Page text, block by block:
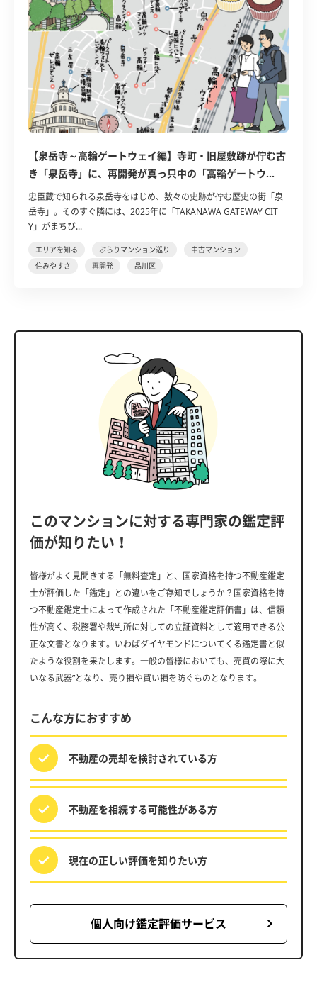
【泉岳寺～高輪ゲートウェイ編】寺町・旧屋敷跡が佇む古
き「泉岳寺」に、再開発が真っ只中の「高輪ゲートウ...
忠臣蔵で知られる泉岳寺をはじめ、数々の史跡が佇む歴史の街「泉
岳寺」。そのすぐ隣には、2025年に「TAKANAWA GATEWAY CIT
Y」がまちび...
エリアを知る ぶらりマンション巡り
中古マンション
住みやすさ
再開発 品川区
このマンションに対する専門家の鑑定評
価が知りたい！
皆様がよく見聞きする「無料査定」と、国家資格を持つ不動産鑑定
士が評価した「鑑定」との違いをご存知でしょうか？国家資格を持
つ不動産鑑定士によって作成された「不動産鑑定評価書」は、信頼
性が高く、税務署や裁判所に対しての立証資料として適用できる公
正な文書となります。いわばダイヤモンドについてくる鑑定書と似
たような役割を果たします。一般の皆様においても、売買の際に大
いなる武器”となり、売り損や買い損を防ぐものとなります。
こんな方におすすめ
不動産の売却を検討されている方
不動産を相続する可能性がある方
現在の正しい評価を知りたい方
個人向け鑑定評価サービス